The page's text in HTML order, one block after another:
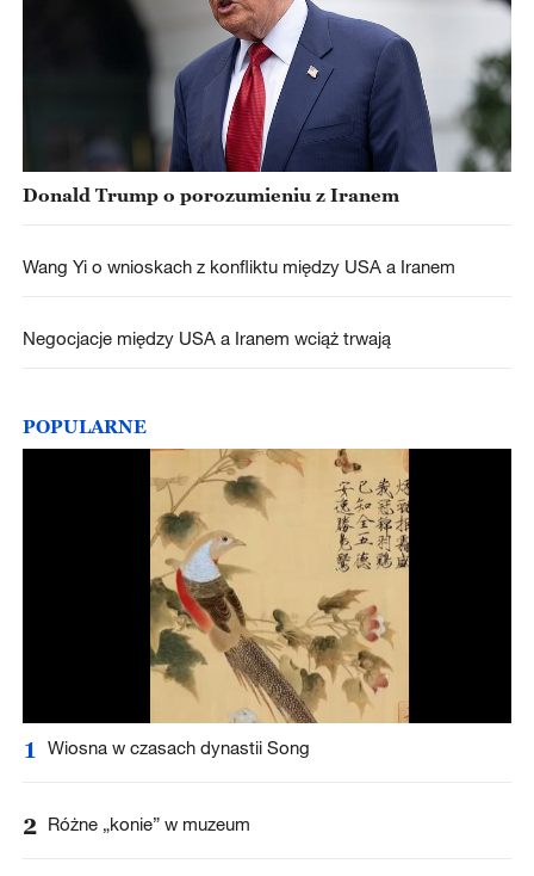
Donald Trump o porozumieniu z Iranem
Wang Yi o wnioskach z konfliktu między USA a Iranem
Negocjacje między USA a Iranem wciąż trwają
POPULARNE
1 Wiosna w czasach dynastii Song
2 Różne „konie” w muzeum